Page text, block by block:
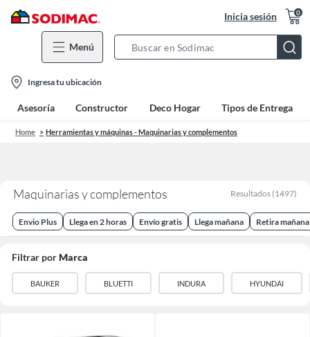
Inicia sesión 0
Menú
Bar
location-
icon
Ingresa tu ubicación
Asesoría Constructor Deco Hogar Tipos de Entrega
Home Herramientas y máquinas - Maquinarias y complementos
Maquinarias y complementos Resultados (1497)
Envio Plus Llega en 2 horas Envío gratis Llega mañana Retira mañana
Filtrar porMarca
BAUKER BLUETTI INDURA HYUNDAI